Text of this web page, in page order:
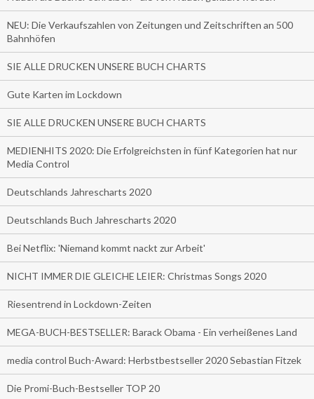
NEU: Die Verkaufszahlen von Zeitungen und Zeitschriften an 500
Bahnhöfen
SIE ALLE DRUCKEN UNSERE BUCH CHARTS
Gute Karten im Lockdown
SIE ALLE DRUCKEN UNSERE BUCH CHARTS
MEDIENHITS 2020: Die Erfolgreichsten in fünf Kategorien hat nur
Media Control
Deutschlands Jahrescharts 2020
Deutschlands Buch Jahrescharts 2020
Bei Netflix: 'Niemand kommt nackt zur Arbeit'
NICHT IMMER DIE GLEICHE LEIER: Christmas Songs 2020
Riesentrend in Lockdown-Zeiten
MEGA-BUCH-BESTSELLER: Barack Obama - Ein verheißenes Land
media control Buch-Award: Herbstbestseller 2020 Sebastian Fitzek
Die Promi-Buch-Bestseller TOP 20